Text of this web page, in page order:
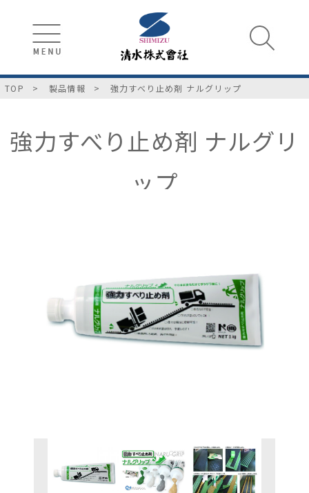
TOP 製品情報 強力すべり止め剤 ナルグリップ
強力すべり止め剤 ナルグリ
ップ